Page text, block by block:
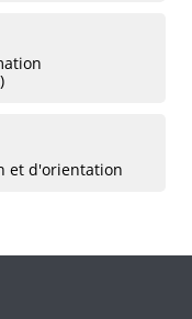
et d'orientation